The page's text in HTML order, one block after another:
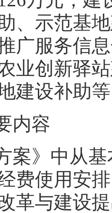
、示范基
广服务信
业创新驿
建设补助
内容
案》中从
费使用安
革与建设